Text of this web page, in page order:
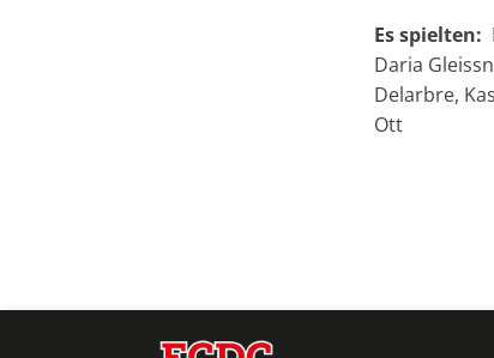
Es spielten:
Daria
Delarbre,
Ott